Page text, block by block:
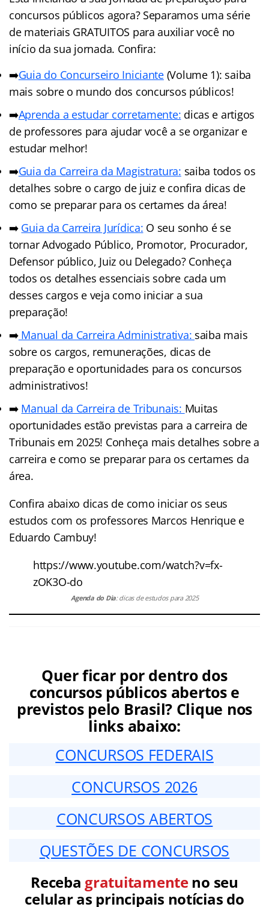
concursos públicos agora? Separamos uma série
de materiais GRATUITOS para auxiliar você no
início da sua jornada. Confira:
➡️Guia do Concurseiro Iniciante(Volume 1): saiba
mais sobre o mundo dos concursos públicos!
➡️Aprenda a estudar corretamente: dicas e artigos
de professores para ajudar você a se organizar e
estudar melhor!
➡️Guia da Carreira da Magistratura: saiba todos os
detalhes sobre o cargo de juiz e confira dicas de
como se preparar para os certames da área!
➡️ Guia da Carreira Jurídica: O seu sonho é se
tornar Advogado Público, Promotor, Procurador,
Defensor público, Juiz ou Delegado? Conheça
todos os detalhes essenciais sobre cada um
desses cargos e veja como iniciar a sua
preparação!
➡️Manual da Carreira Administrativa: saiba mais
sobre os cargos, remunerações, dicas de
preparação e oportunidades para os concursos
administrativos!
➡️ Manual da Carreira de Tribunais: Muitas
oportunidades estão previstas para a carreira de
Tribunais em 2025! Conheça mais detalhes sobre a
carreira e como se preparar para os certames da
área.
Confira abaixo dicas de como iniciar os seus
estudos com os professores Marcos Henrique e
Eduardo Cambuy!
https://www.youtube.com/watch?v=fx-
zOK3O-do
Agenda do Dia: dicas de estudos para 2025
Quer ficar por dentro dos
concursos públicos abertos e
previstos pelo Brasil? Clique nos
links abaixo:
CONCURSOS FEDERAIS
CONCURSOS 2026
CONCURSOS ABERTOS
QUESTÕES DE CONCURSOS
Receba gratuitamenteno seu
celular as principais notícias do